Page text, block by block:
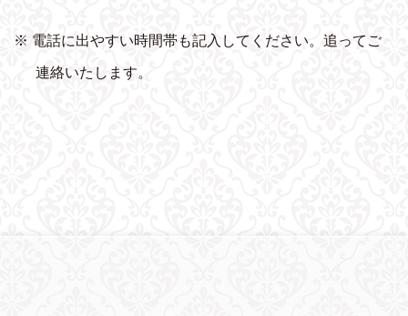
※ 電話に出やすい時間帯も記入してください。追ってご
連絡いたします。